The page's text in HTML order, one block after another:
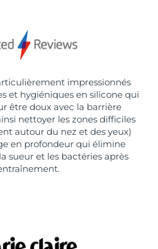
impressionnés
et hygiéniques en silicone qui
être doux avec la barrière
nettoyer les zones difficiles
autour du nez et des yeux)
en profondeur qui élimine
sueur et les bactéries après